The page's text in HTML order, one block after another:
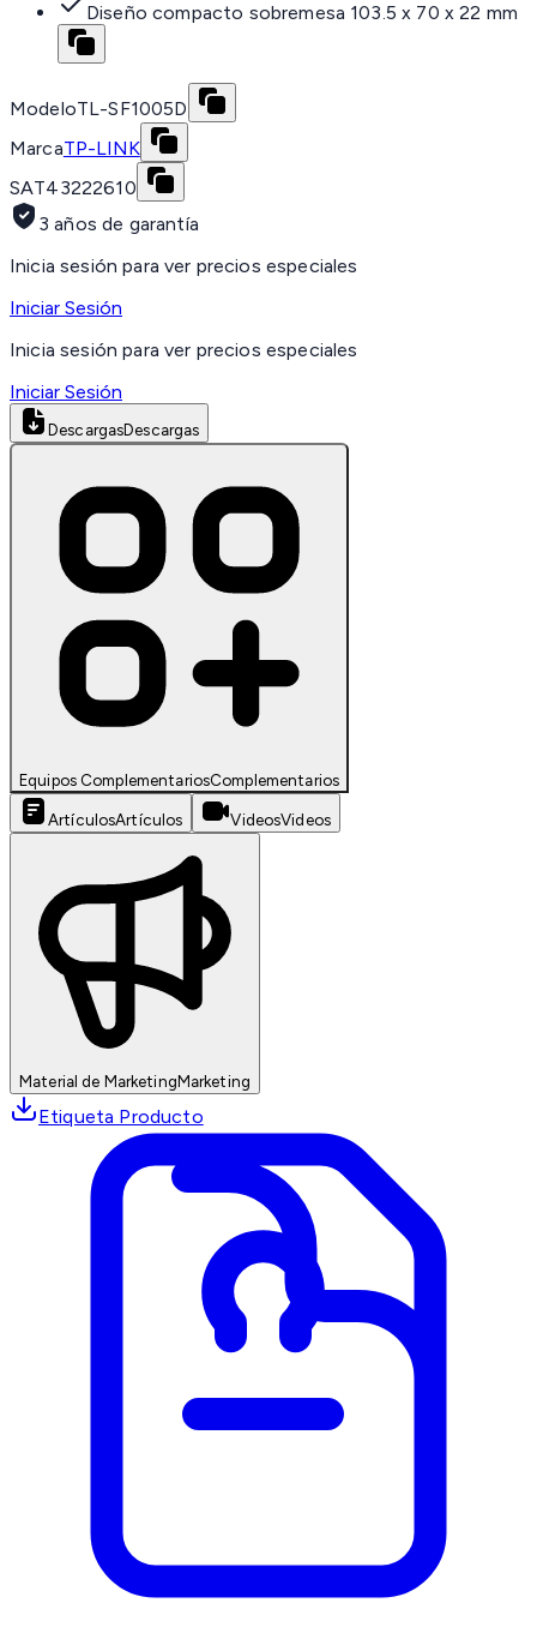
Diseño compacto sobremesa 103.5 x 70 x 22 mm
ModeloTL-SF1005D
MarcaTP-LINK
SAT43222610
3 años de garantía
Inicia sesión para ver precios especiales
Iniciar Sesión
Inicia sesión para ver precios especiales
Iniciar Sesión
DescargasDescargas
Equipos ComplementariosComplementarios
ArtículosArtículos VideosVideos
Material de MarketingMarketing
Etiqueta Producto